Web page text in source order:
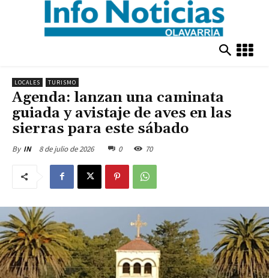
LOCALES TURISMO
Agenda: lanzan una caminata
guiada y avistaje de aves en las
sierras para este sábado
By IN 8 de julio de 2026 0 70